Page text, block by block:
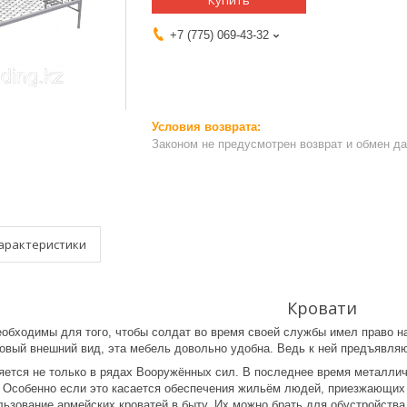
+7 (775) 069-43-32
Законом не предусмотрен возврат и обмен
Кровати
для того, чтобы солдат во время своей службы имел право
внешний вид, эта мебель довольно удобна. Ведь к ней
не только в рядах Вооружённых сил. В последнее время
если это касается обеспечения жильём людей,